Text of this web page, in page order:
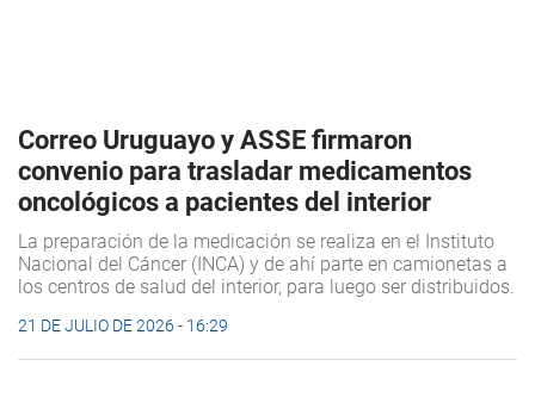
Correo Uruguayo y ASSE firmaron
convenio para trasladar medicamentos
oncológicos a pacientes del interior
La preparación de la medicación se realiza en el Instituto
Nacional del Cáncer (INCA) y de ahí parte en camionetas a
los centros de salud del interior, para luego ser distribuidos.
21 DE JULIO DE 2026 - 16:29